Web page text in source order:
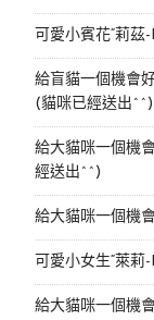
可愛小賓花“莉茲-
給盲貓一個機會
(貓咪已經送出^^)
給大貓咪一個機
經送出^^)
給大貓咪一個機
可愛小女生“萊莉
給大貓咪一個機